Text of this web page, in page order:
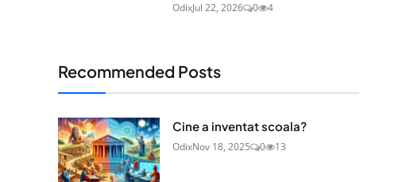
OdixJul 22, 2026 0 4
Recommended Posts
Cine a inventat scoala?
OdixNov 18, 2025 0 13